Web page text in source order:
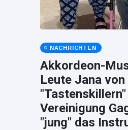
NACHRICHTEN
Akkordeon-
Leute Jana von
Vereinigung
"jung" das